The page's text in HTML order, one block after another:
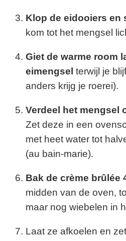
Klop de eidooiers en
kom tot het mengsel
Giet de warme room
eimengsel terwijl je
anders krijg je roerei).
Verdeel het mengsel
Zet deze in een
met heet water tot
(au bain-marie).
Bak de crème brûlée
midden van de oven,
maar nog wiebelen in
Laat ze afkoelen en zet